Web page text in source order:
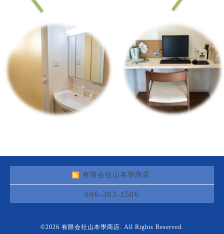
有限会社山本學商店
096-383-1506
©2026 有限会社山本學商店. All Rights Reserved.